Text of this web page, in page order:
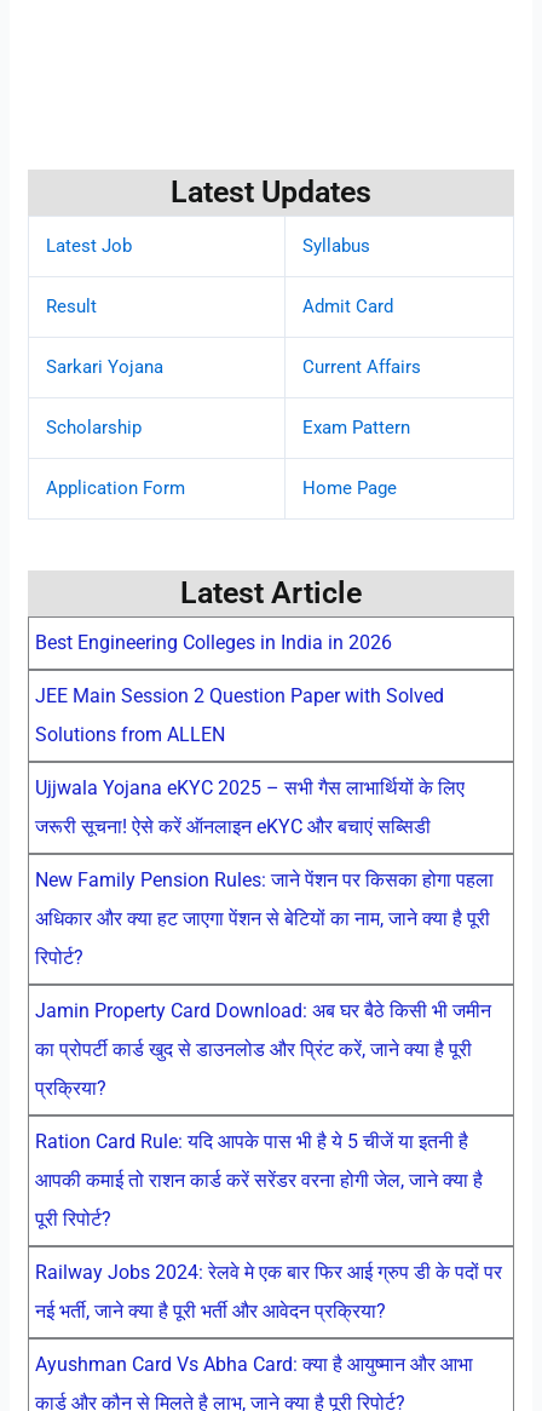
Latest Updates
Latest Job Syllabus
Result Admit Card
Sarkari Yojana Current Affairs
Scholarship Exam Pattern
Application Form Home Page
Latest Article
Best Engineering Colleges in India in 2026
JEE Main Session 2 Question Paper with Solved
Solutions from ALLEN
Ujjwala Yojana eKYC 2025 – सभी गैस लाभार्थियों के लिए
जरूरी सूचना! ऐसे करें ऑनलाइन eKYC और बचाएं सब्सिडी
New Family Pension Rules: जाने पेंशन पर किसका होगा पहला
अधिकार और क्या हट जाएगा पेंशन से बेटियों का नाम, जाने क्या है पूरी
रिपोर्ट?
Jamin Property Card Download: अब घर बैठे किसी भी जमीन
का प्रोपर्टी कार्ड खुद से डाउनलोड और प्रिंट करें, जाने क्या है पूरी
प्रक्रिया?
Ration Card Rule: यदि आपके पास भी है ये 5 चीजें या इतनी है
आपकी कमाई तो राशन कार्ड करें सरेंडर वरना होगी जेल, जाने क्या है
पूरी रिपोर्ट?
Railway Jobs 2024: रेलवे मे एक बार फिर आई ग्रुप डी के पदों पर
नई भर्ती, जाने क्या है पूरी भर्ती और आवेदन प्रक्रिया?
Ayushman Card Vs Abha Card: क्या है आयुष्मान और आभा
कार्ड और कौन से मिलते है लाभ, जाने क्या है पूरी रिपोर्ट?